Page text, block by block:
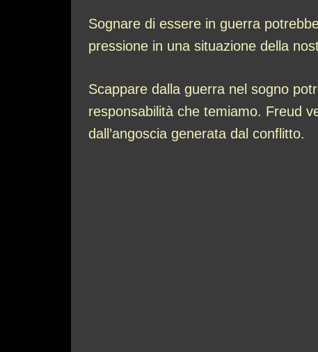
Sognare di essere in guerra
pressione in una situazione della
Scappare dalla guerra nel sogno
responsabilità che temiamo. Freud
dall’angoscia generata dal conflitto.